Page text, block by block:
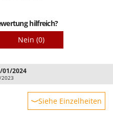
hilfreich?
Nein (0)
01/2024
Siehe Einzelheiten